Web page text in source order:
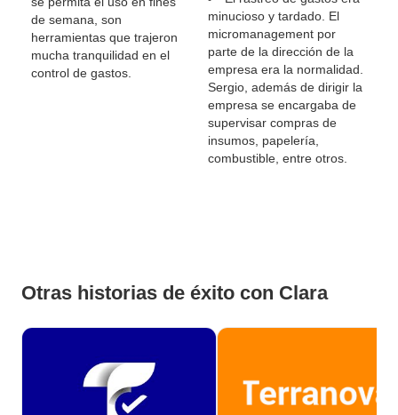
de semana, son
herramientas que trajeron
mucha tranquilidad en el
control de gastos.
minucioso y tardado. El
micromanagement por
parte de la dirección de la
empresa era la normalidad.
Sergio, además de dirigir la
empresa se encargaba de
supervisar compras de
insumos, papelería,
combustible, entre otros.
Otras historias de éxito con Clara